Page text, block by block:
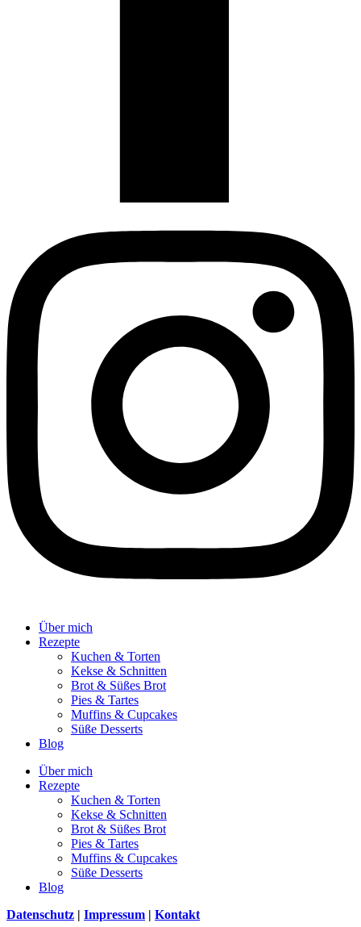
Über mich
Rezepte
Kuchen & Torten
Kekse & Schnitten
Brot & Süßes Brot
Pies & Tartes
Muffins & Cupcakes
Süße Desserts
Blog
Über mich
Rezepte
Kuchen & Torten
Kekse & Schnitten
Brot & Süßes Brot
Pies & Tartes
Muffins & Cupcakes
Süße Desserts
Blog
Datenschutz | Impressum | Kontakt